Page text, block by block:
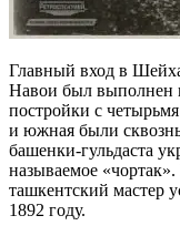
Главный вход в
Навои был выполнен
постройки с
и южная были
башенки-гульдаста
называемое
ташкентский мастер
1892 году.